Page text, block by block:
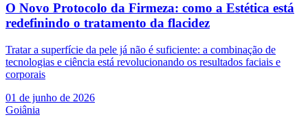
O Novo Protocolo da Firmeza: como a Estética está
redefinindo o tratamento da flacidez
Tratar a superfície da pele já não é suficiente: a combinação de
tecnologias e ciência está revolucionando os resultados faciais e
corporais
01 de junho de 2026
Goiânia